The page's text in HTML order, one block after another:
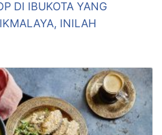
DI IBUKOTA YANG
INILAH